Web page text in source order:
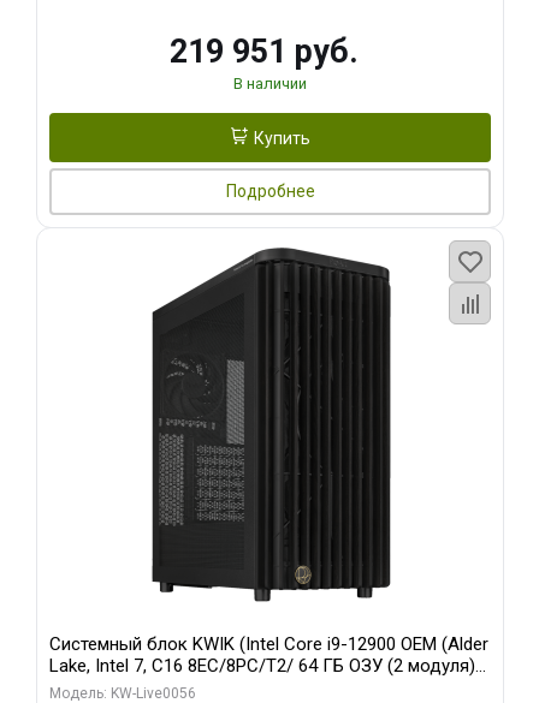
219 951 руб.
В наличии
Купить
Подробнее
Системный блок KWIK (Intel Core i9-12900 OEM (Alder
Lake, Intel 7, C16 8EC/8PC/T2/ 64 ГБ ОЗУ (2 модуля)/
Palit RTX5080 INFINITY 3 OC 16GB GDDR7 256bit 3xDP
Модель: KW-Live0056